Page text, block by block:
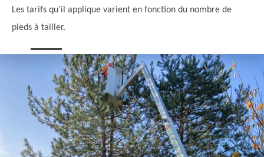
Les tarifs qu’il applique varient en fonction du nombre de
pieds à tailler.